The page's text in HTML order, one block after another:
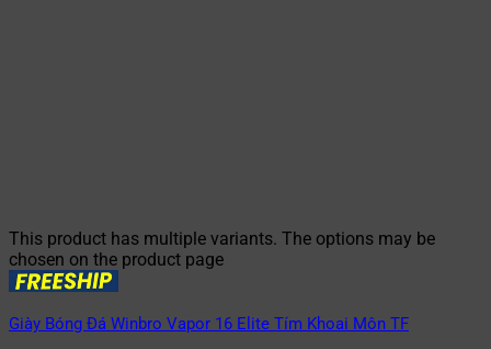
This product has multiple variants. The options may be
chosen on the product page
Giày Bóng Đá Winbro Vapor 16 Elite Tím Khoai Môn TF